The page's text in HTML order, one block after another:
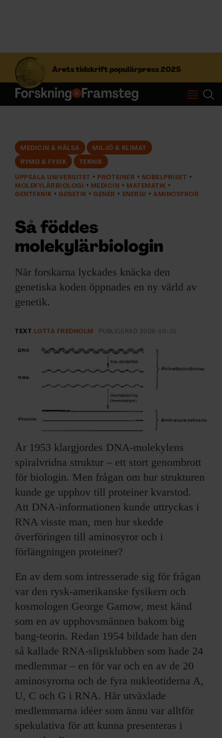
Årets tidskrift populärpress 2025
S
f
t
Prenumerera
NYHETSBREV
ÄMNEN
ARKIV & E-TIDNING
LYSSNA/PODD
EVENEMANG & RESOR
SHOP
KONTAKTA F&F
PRENUMERERA PÅ F&F
ANNONSERA I F&F
MEDICIN & HÄLSA MILJÖ & KLIMAT
RYMD & FYSIK TEKNIK
UPPSALA UNIVERSITET PROTEINER
NOBELPRISET
MOLEKYLÄRBIOLOGI
MEDICIN
MATEMATIK
GENTEKNIK
GENETIK GENER ENERGI AMINOSYROR
Så föddes
molekylärbiologin
När forskarna lyckades knäcka den
genetiska koden öppnades en ny värld av
genetik.
TEXT LOTTA FREDHOLM PUBLICERAD 2006-10-01
År 1953 klargjordes DNA-molekylens
spiralvridna struktur – ett stort genombrott
för biologin. Men frågan om hur strukturen
kunde ge upphov till proteiner kvarstod.
Att DNA-informationen kunde uttryckas i
RNA visste man, men hur skedde
överföringen till aminosyror och i
förlängningen proteiner?
En av dem som intresserade sig för frågan
var den rysk-amerikanske fysikern och
kosmologen George Gamow, mest känd
som en av upphovsmännen bakom big
bang-teorin. Redan 1954 bildade han den
så kallade RNA-slipsklubben som hade 24
medlemmar – en för var och en av de 20
aminosyrorna och de fyra nukleotiderna A,
U, C och G i RNA. Här utväxlade
medlemmarna idéer som ännu var alltför
spekulativa för att kunna presenteras i